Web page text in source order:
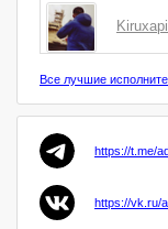
Все лучшие
https://t.me/
https://vk.ru/